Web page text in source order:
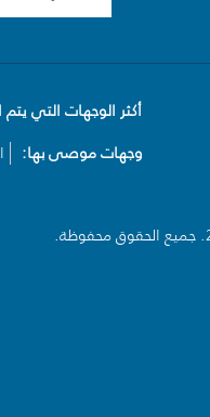
أكثر الوجهات التي يتم
وجهات موصى بها: